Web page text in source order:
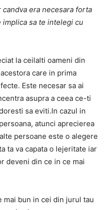
era necesara forta
implica sa te intelegi cu
la ceilalti oameni din
care in prima
Este necesar sa ai
asupra a ceea ce-ti
sa eviti.In cazul in
atunci aprecierea
persoane este o alegere
ta va capata o lejeritate iar
deveni din ce in ce mai
mai bun in cei din jurul tau